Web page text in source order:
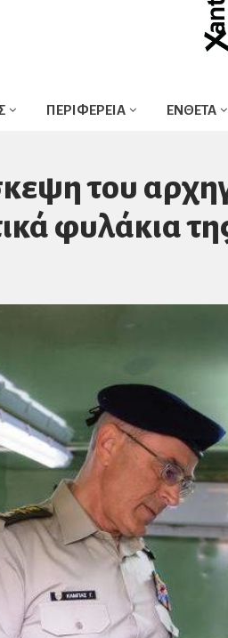
ΠΕΡΙΦΕΡΕΙΑ ΕΝΘΕΤΑ
του
φυλάκια